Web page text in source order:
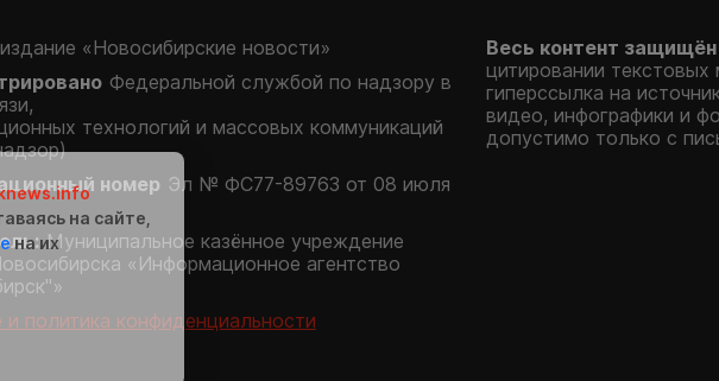
«Новосибирские новости»
Федеральной службой по надзору в
технологий и массовых коммуникаций
номер Эл № ФС77-89763 от 08 июля
Муниципальное казённое учреждение
«Информационное агентство
и политика конфиденциальности
Весь контент
цитировании текстовых
гиперссылка на
видео, инфографики и
допустимо только с
на сайте,
на их